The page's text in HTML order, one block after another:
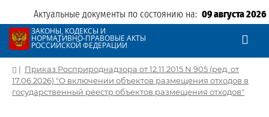
Актуальные документы по состоянию на: 09 августа 2026
ЗАКОНЫ, КОДЕКСЫ И
НОРМАТИВНО-ПРАВОВЫЕ АКТЫ
РОССИЙСКОЙ ФЕДЕРАЦИИ
| Приказ Росприроднадзора от 12.11.2015 N 905 (ред. от
17.06.2026) "О включении объектов размещения отходов в
государственный реестр объектов размещения отходов"